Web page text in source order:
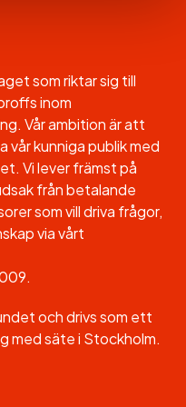
som riktar sig till
inom
Vår ambition är att
vår kunniga publik med
Vi lever främst på
från betalande
som vill driva frågor,
via vårt
och drivs som ett
med säte i Stockholm.